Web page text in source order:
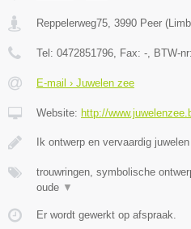
Reppelerweg75 3990 Peer (
Tel: 0472851796 , Fax: - , BTW-nr:
E-mail › Juwelen zee
Website: http://
Ik ontwerp en vervaardig
trouwringen, symbolische
oude ▼
Er wordt gewerkt op afspraak.